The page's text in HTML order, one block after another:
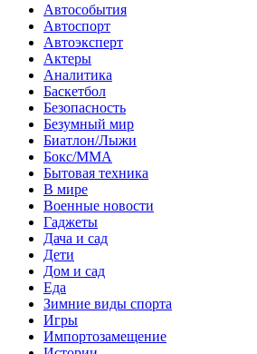
Автособытия
Автоспорт
Автоэксперт
Актеры
Аналитика
Баскетбол
Безопасность
Безумный мир
Биатлон/Лыжи
Бокс/MMA
Бытовая техника
В мире
Военные новости
Гаджеты
Дача и сад
Дети
Дом и сад
Еда
Зимние виды спорта
Игры
Импортозамещение